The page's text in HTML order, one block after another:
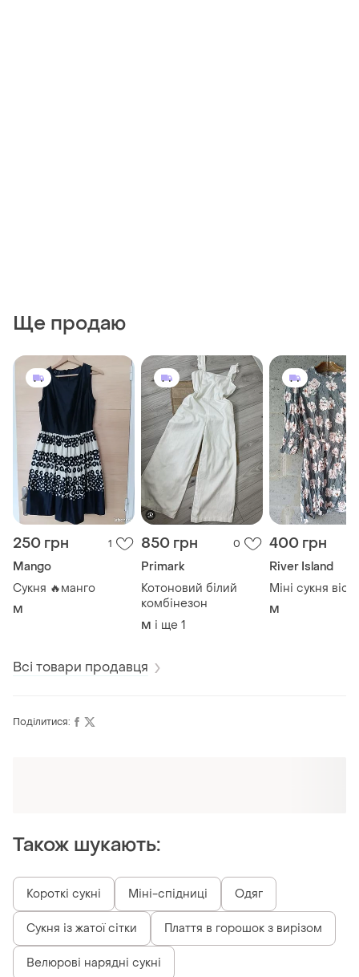
Ще продаю
250 грн 1
Mango
Сукня 🔥манго
M
850 грн 0
Primark
Котоновий білий
комбінезон
M і ще 1
400 грн
River Island
Міні сукня
M
Всі товари продавця
Поділитися:
Також шукають: